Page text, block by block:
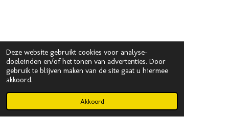
Deze website gebruikt cookies voor analyse-
doeleinden en/of het tonen van advertenties. Door
gebruik te blijven maken van de site gaat u hiermee
akkoord.
Akkoord